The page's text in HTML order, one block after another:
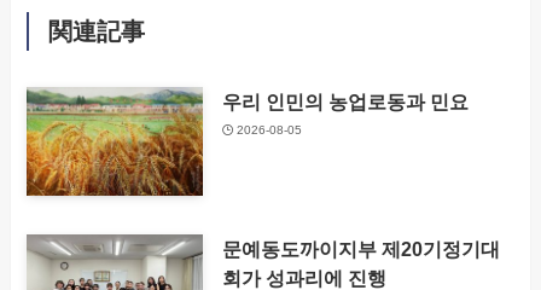
関連記事
우리 인민의 농업로동과 민요
2026-08-05
문예동도까이지부 제20기정기대
회가 성과리에 진행